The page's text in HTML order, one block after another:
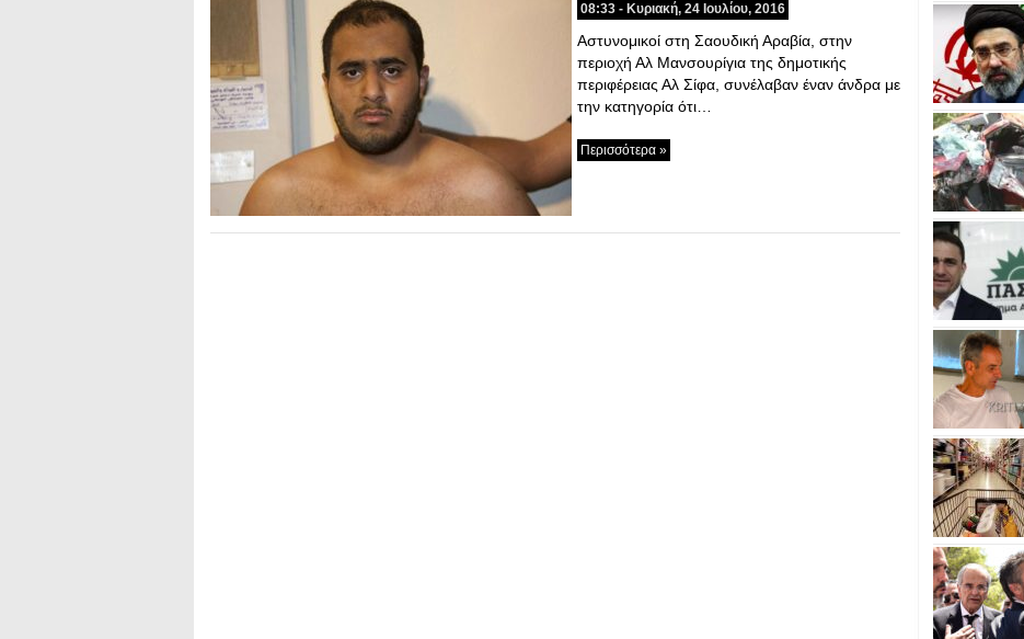
08:33 - Κυριακή, 24 Ιουλίου, 2016
Αστυνομικοί στη Σαουδική Αραβία, στην
περιοχή Αλ Μανσουρίγια της δημοτικής
περιφέρειας Αλ Σίφα, συνέλαβαν έναν άνδρα με
την κατηγορία ότι…
Περισσότερα »